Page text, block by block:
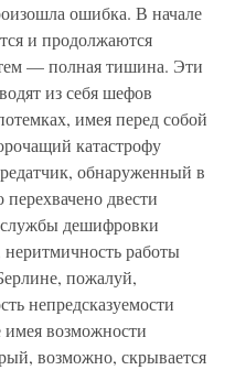
ошибка. В начале
и продолжаются
— полная тишина. Эти
из себя шефов
имея перед собой
катастрофу
обнаруженный в
двести
службы дешифровки
работы
пожалуй,
непредсказуемости
возможности
возможно, скрывается